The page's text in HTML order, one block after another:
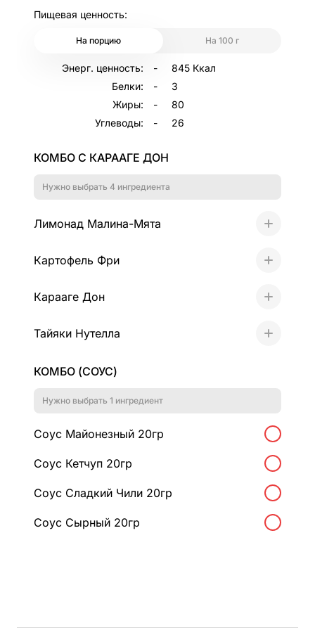
Пищевая ценность:
На порцию На 100 г
Энерг. ценность:
845 Ккал
Белки:
3
Жиры:
80
Углеводы:
26
КОМБО С КАРААГЕ ДОН
Нужно выбрать 4 ингредиента
Лимонад Малина-Мята +
Картофель Фри +
Карааге Дон +
Тайяки Нутелла +
КОМБО (СОУС)
Нужно выбрать 1 ингредиент
Соус Майонезный 20гр
Соус Кетчуп 20гр
Соус Сладкий Чили 20гр
Соус Сырный 20гр
Регистрация
Имя*
Электронная почта